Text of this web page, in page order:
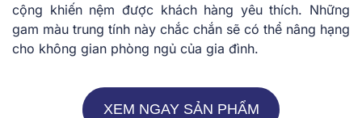
cộng khiến nệm được khách hàng yêu thích. Những
gam màu trung tính này chắc chắn sẽ có thể nâng hạng
cho không gian phòng ngủ của gia đình.
XEM NGAY SẢN PHẨM